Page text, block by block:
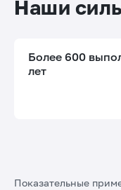
Наши
Более 600
лет
Показательные